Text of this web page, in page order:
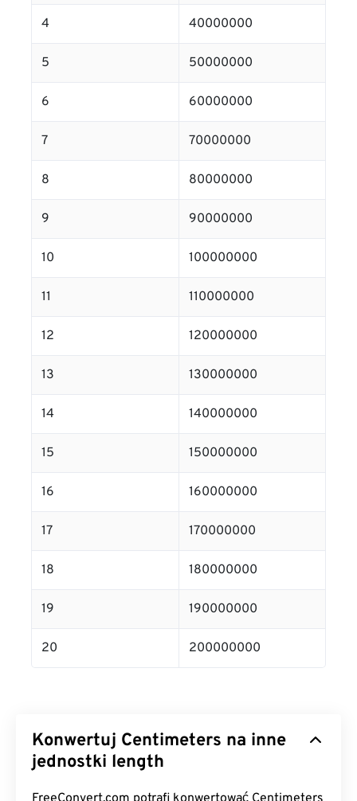
4 40000000
5 50000000
6 60000000
7 70000000
8 80000000
9 90000000
10 100000000
11 110000000
12 120000000
13 130000000
14 140000000
15 150000000
16 160000000
17 170000000
18 180000000
19 190000000
20 200000000
Konwertuj Centimeters na inne
jednostki length